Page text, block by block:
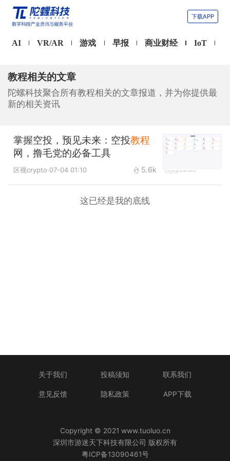
下载APP
AI VR/AR 游戏 早报 商业财经 IoT
教程相关的文章
陀螺科技聚合所有教程相关的文章报道，并为你提供最
新的相关资讯
掌握空投，预见未来：空投教程
网，撸毛党的必备工具
区视crypto·07-04 01:10 5.6k
这已经是我的底线
关于我们 投稿须知 联系我们
意见反馈 隐私政策 APP下载
Copyright © 2021 www.tuoluo.cn
深圳市游迷天下科技有限公司 版权所有
粤ICP备13090461号